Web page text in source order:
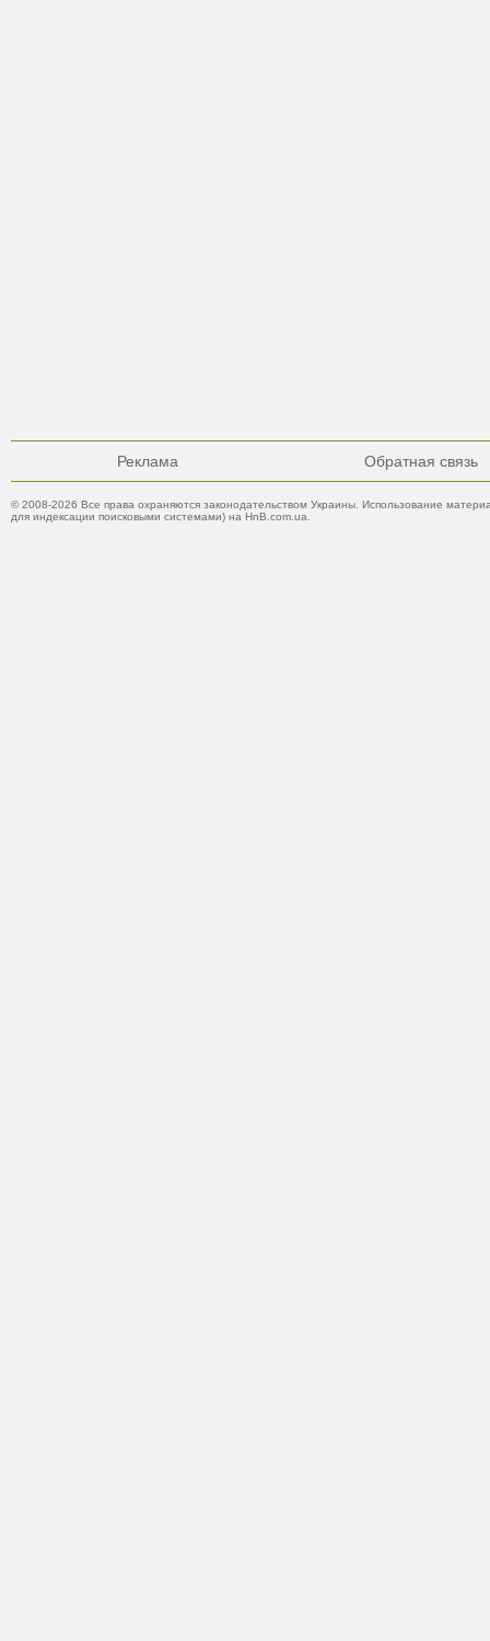
Реклама Обратная связь
© 2008-2026 Все права охраняются законодательством Украины. Использование
для индексации поисковыми системами) на HnB.com.ua.